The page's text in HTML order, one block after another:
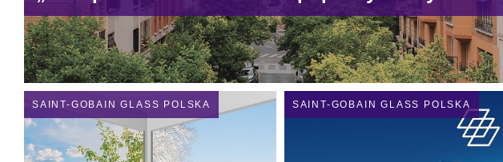
energetycznej budynków
SAINT-GOBAIN GLASS POLSKA SAINT-GOBAIN GLASS POLSKA